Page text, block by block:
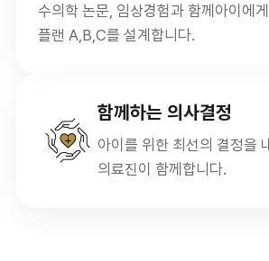
수의학 논문, 임상경험과 함께아이에
플랜 A,B,C를 설계합니다.
함께하는 의사결정
아이를 위한 최선의 결정을
의료진이 함께합니다.